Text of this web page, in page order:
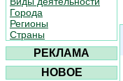
Города
Регионы
Страны
РЕКЛАМА
НОВОЕ